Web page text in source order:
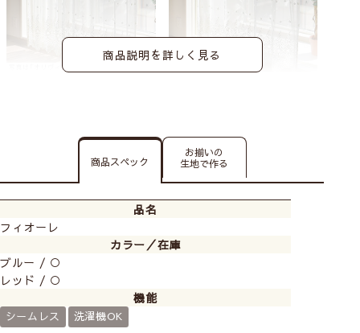
商品説明を詳しく見る
商品スペック
お揃いの
生地で作る
品名
フィオーレ
カラー／在庫
ブルー / ○
レッド / ○
機能
シームレス 洗濯機OK